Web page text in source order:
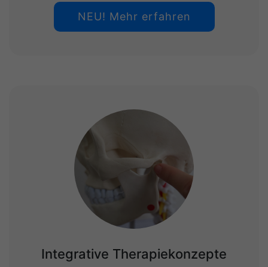
NEU! Mehr erfahren
Integrative Therapiekonzepte